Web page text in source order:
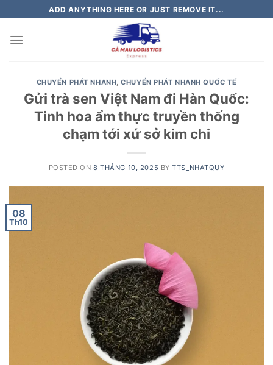
to
content
ADD ANYTHING HERE OR JUST REMOVE IT...
CHUYỂN PHÁT NHANH,CHUYỂN PHÁT NHANH QUỐC TẾ
Gửi trà sen Việt Nam đi Hàn Quốc:
Tinh hoa ẩm thực truyền thống
chạm tới xứ sở kim chi
POSTED ON8 THÁNG 10, 2025 BYTTS_NHATQUY
08
Th10